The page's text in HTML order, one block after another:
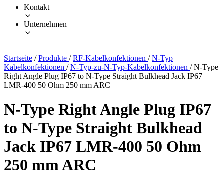
Kontakt
Unternehmen
Startseite / Produkte / RF-Kabelkonfektionen / N-Typ
Kabelkonfektionen / N-Typ-zu-N-Typ-Kabelkonfektionen / N-Type
Right Angle Plug IP67 to N-Type Straight Bulkhead Jack IP67
LMR-400 50 Ohm 250 mm ARC
N-Type Right Angle Plug IP67
to N-Type Straight Bulkhead
Jack IP67 LMR-400 50 Ohm
250 mm ARC